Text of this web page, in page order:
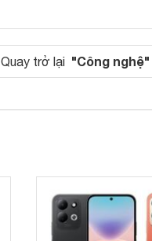
Quay trở lại "Công nghệ"